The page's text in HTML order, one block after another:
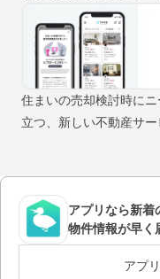
住まいの売却検討時に
立つ、新しい不動産サー
アプリなら新着
物件情報が早く
アプ